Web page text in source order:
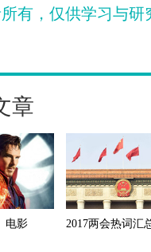
有，仅供学习与
章
电影
2017两会热词汇